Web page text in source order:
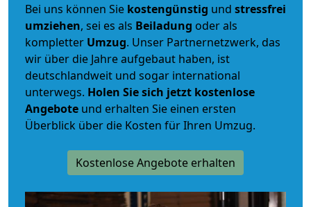
Bei uns können Sie kostengünstig und stressfrei
umziehen, sei es als Beiladung oder als
kompletter Umzug. Unser Partnernetzwerk, das
wir über die Jahre aufgebaut haben, ist
deutschlandweit und sogar international
unterwegs. Holen Sie sich jetzt kostenlose
Angebote und erhalten Sie einen ersten
Überblick über die Kosten für Ihren Umzug.
Kostenlose Angebote erhalten